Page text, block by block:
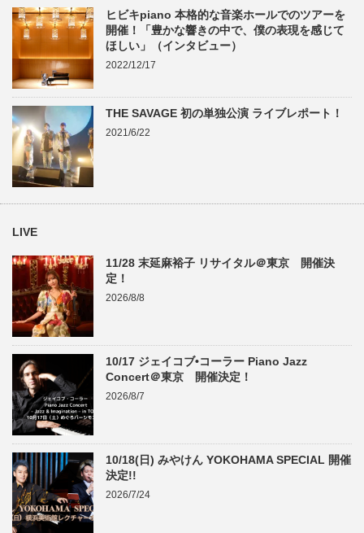
ヒビキpiano 本格的な音楽ホールでのツアーを
開催！「豊かな響きの中で、僕の表現を感じて
ほしい」（インタビュー）
2022/12/17
THE SAVAGE 初の単独公演 ライブレポート！
2021/6/22
LIVE
11/28 末延麻裕子 リサイタル＠東京 開催決
定！
2026/8/8
10/17 ジェイコブ•コーラー Piano Jazz
Concert＠東京 開催決定！
2026/8/7
10/18(日) みやけん YOKOHAMA SPECIAL 開催
決定!!
2026/7/24